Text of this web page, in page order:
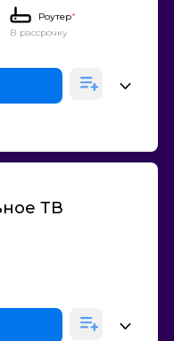
Роутер*
В рассрочку
ТВ